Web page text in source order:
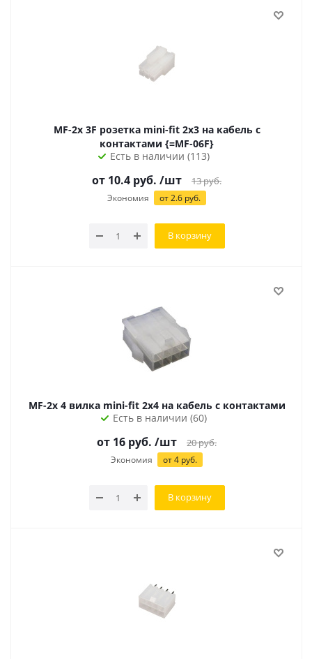
MF-2x 3F розетка mini-fit 2х3 на кабель с
контактами {=MF-06F}
Есть в наличии (113)
от 10.4 руб. /шт 13руб.
Экономия от 2.6 руб.
В корзину
MF-2x 4 вилка mini-fit 2х4 на кабель с контактами
Есть в наличии (60)
от 16 руб. /шт 20руб.
Экономия от4 руб.
В корзину